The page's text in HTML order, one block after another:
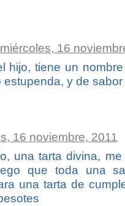
miércoles, 16
hijo, tiene un
y de
16 noviembre, 2011
una tarta divina,
que toda una
una tarta de